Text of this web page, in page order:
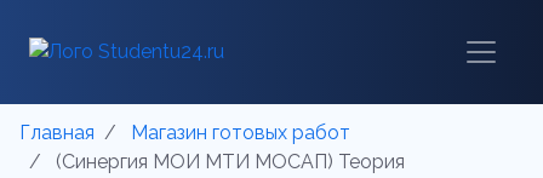
Главная
Магазин готовых работ
(Синергия МОИ МТИ МОСАП) Теория